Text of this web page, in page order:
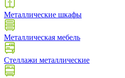
Металлические шкафы
Металлическая мебель
Стеллажи металлические